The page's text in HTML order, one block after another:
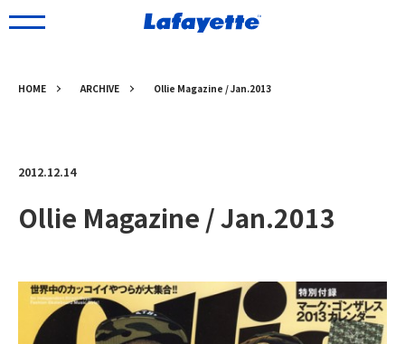
HOME ARCHIVE Ollie Magazine / Jan.2013
2012.12.14
Ollie Magazine / Jan.2013